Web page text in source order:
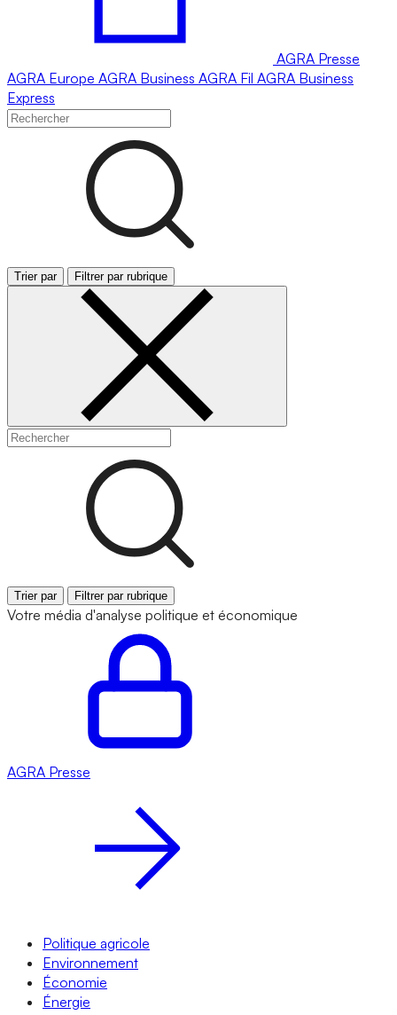
AGRA Presse
AGRA Europe AGRA Business AGRA Fil AGRA Business
Express
Trier par Filtrer par rubrique
Trier par Filtrer par rubrique
Votre média d'analyse politique et économique
AGRA Presse
Politique agricole
Environnement
Économie
Énergie